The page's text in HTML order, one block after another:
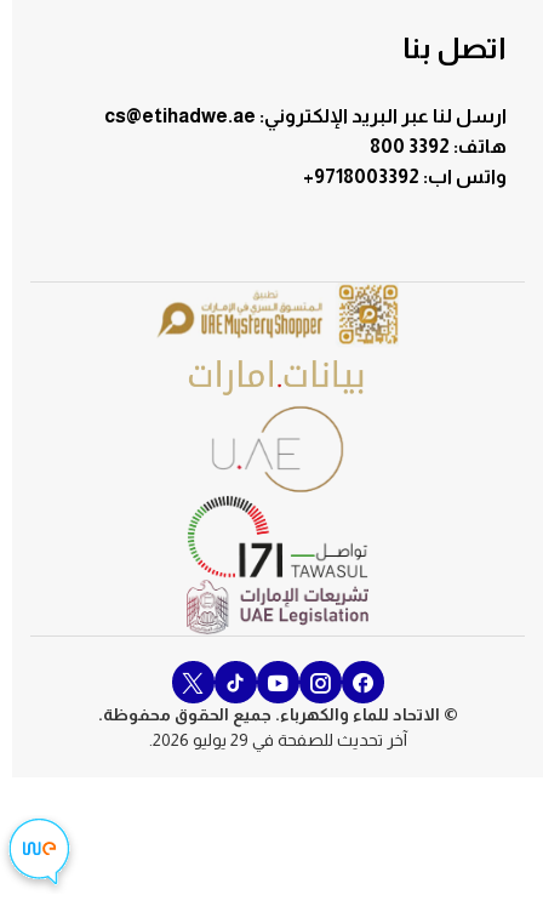
اتصل بنا
ارسل لنا عبر البريد الإلكتروني: cs@etihadwe.ae
هاتف: 3392 800
+9718003392 :واتس اب
© الاتحاد للماء والكهرباء. جميع الحقوق محفوظة.
آخر تحديث للصفحة في 29 يوليو 2026.